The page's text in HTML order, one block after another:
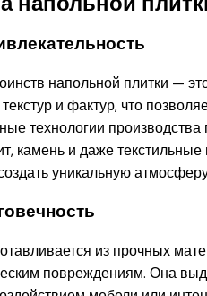
напольной плитки —
и фактур, что
технологии производства
камень и даже
уникальную
из прочных
повреждениям. Она